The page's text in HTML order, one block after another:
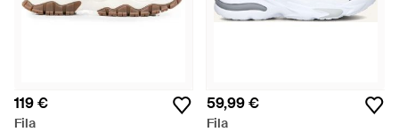
119 €
Fila
59,99 €
Fila